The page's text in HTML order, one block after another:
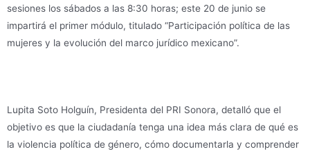
sesiones los sábados a las 8:30 horas; este 20 de junio se
impartirá el primer módulo, titulado “Participación política de las
mujeres y la evolución del marco jurídico mexicano”.
Lupita Soto Holguín, Presidenta del PRI Sonora, detalló que el
objetivo es que la ciudadanía tenga una idea más clara de qué es
la violencia política de género, cómo documentarla y comprender